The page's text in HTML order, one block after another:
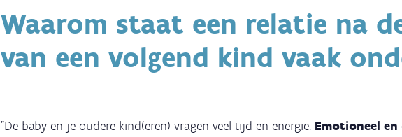
Waarom staat een relatie na
van een volgend kind vaak
"De baby en je oudere kind(eren) vragen veel tijd en energie. Emotioneel